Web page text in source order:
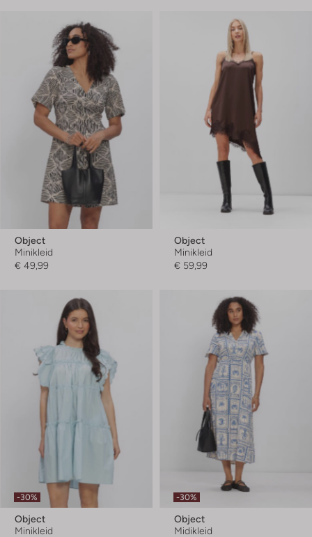
Object
Minikleid
€ 49,99
Object
Minikleid
€ 59,99
-30%
Object
Minikleid
-30%
Object
Midikleid